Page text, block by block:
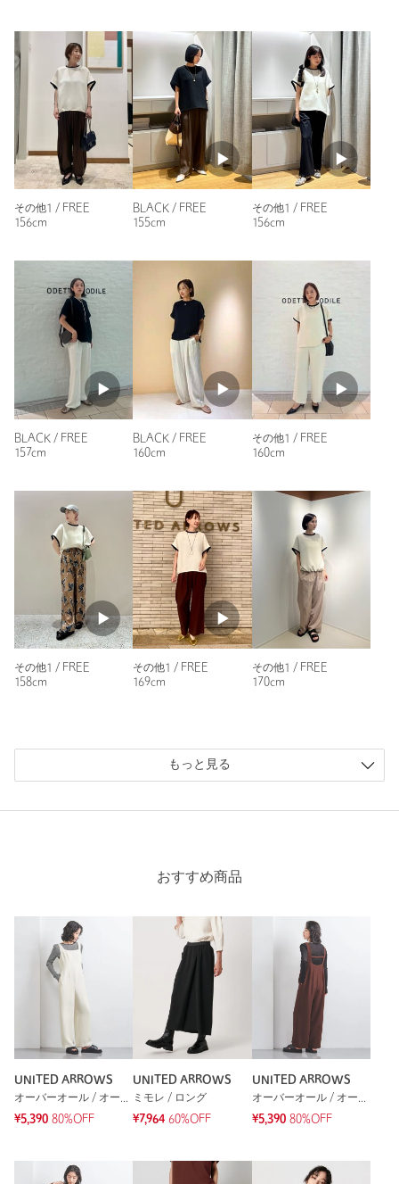
ケア方法：手洗い可
============================
【注意事項】
※商品に「取り扱い上の注意書き」、「洗濯表示」がございます
場合は、使用前に必ずご確認ください。
※商品画像は、光の当たり具合やパソコンなどの閲覧環境によ
り、実際の色味と異なって見える場合がございます。あらかじめ
ご了承ください。
れが見られる場合にも、商品に欠陥が認められない際にはそのま
まの状態でお送りいたします。
・返品、ご注文確定後の内容変更・追加注文はお受けできませ
・セールアイテムは予告なく価格の変更を行う場合がございます
が、ご購入後のアイテムについての価格変更はお受けいたしかね
ます。また、タグの表記と購入価格が異なる場合がございます。
よりご連絡をいただいた時点で弊社に在庫がある場合に限り、交
換対応いたします。なお、セールアイテムのため、お品切れの場
合は返金でのご対応といたします。
商品詳細
注文キャンセル 対象商品
返品 対象外商品 返品等について
手洗い可
1516-1-995431
性別：
女性
20代後半
171cm
普段の着用サイズ：L
25人が参考になったと回答
参考になった
ニックネーム： ココ
投稿日： 2025年5月20日
購入サイズ：FREE
購入カラー：その他1
購入商品のサイズ感：
少し大きい
バイカラーがとってもかわいいです。サイズは少しゆとりのあ
性別：
158cm
普段の着用サイズ：M
24人が参考になったと回答
参考になった
購入サイズ：FREE
購入商品のサイズ感：ちょうどよい
体型を拾わず、暑い日に体にペタっとくっつくこともありませ
裾が絞れるので、ボトムにインしなくても調整できるのがい
性別：
40代前半
身長：158cm
普段の着用サイズ：
23人が参考になったと回答
参考になった
能を保証するものではありません。
その他1 / FREE
156cm
BLACK / FREE
155cm
その他1 / FREE
156cm
BLACK / FREE
157cm
BLACK / FREE
160cm
その他1 / FREE
160cm
その他1 / FREE
158cm
その他1 / FREE
169cm
その他1 / FREE
170cm
もっと見る
おすすめ商品
UNITED ARROWS
オーバーオール / オールインワン
¥5,390 80%OFF
UNITED ARROWS
ミモレ / ロング
¥7,964 60%OFF
UNITED ARROWS
オーバーオール / オールインワン
¥5,390 80%OFF